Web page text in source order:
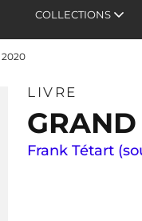
COLLECTIONS
2020
LIVRE
Frank Tétart